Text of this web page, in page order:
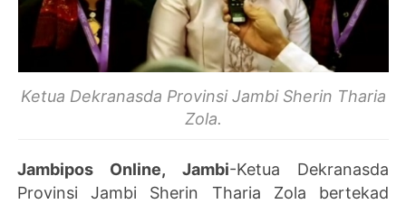
Ketua Dekranasda Provinsi Jambi Sherin Tharia
Zola.
Jambipos Online, Jambi-Ketua Dekranasda
Provinsi Jambi Sherin Tharia Zola bertekad